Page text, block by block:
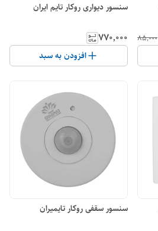
۸۵٬۰۰۰
سنسور دیواری روکار تایم ایران
۷۷۰٬۰۰۰
افزودن به سبد
سنسور سقفی روکار تایمیران